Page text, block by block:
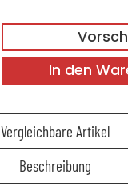
In den
Vergleichbare Artikel
Beschreibung